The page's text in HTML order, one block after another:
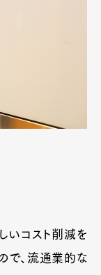
いコスト削減を
で、流通業的な